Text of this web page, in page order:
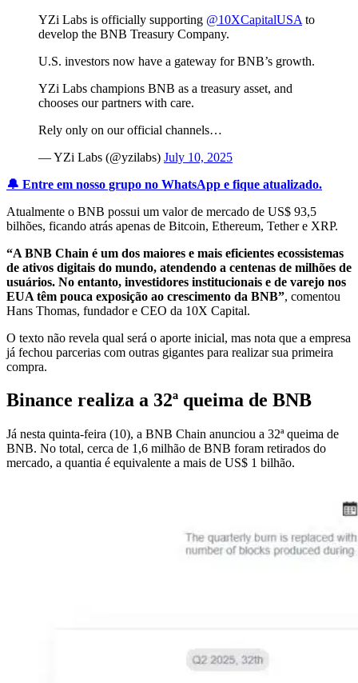
YZi Labs is officially supporting @10XCapitalUSA to
develop the BNB Treasury Company.
U.S. investors now have a gateway for BNB’s growth.
YZi Labs champions BNB as a treasury asset, and
chooses our partners with care.
Rely only on our official channels…
— YZi Labs (@yzilabs) July 10, 2025
🔔 Entre em nosso grupo no WhatsApp e fique atualizado.
Atualmente o BNB possui um valor de mercado de US$ 93,5
bilhões, ficando atrás apenas de Bitcoin, Ethereum, Tether e XRP.
“A BNB Chain é um dos maiores e mais eficientes ecossistemas
de ativos digitais do mundo, atendendo a centenas de milhões de
usuários. No entanto, investidores institucionais e de varejo nos
EUA têm pouca exposição ao crescimento da BNB”, comentou
Hans Thomas, fundador e CEO da 10X Capital.
O texto não revela qual será o aporte inicial, mas nota que a empresa
já fechou parcerias com outras gigantes para realizar sua primeira
compra.
Binance realiza a 32ª queima de BNB
Já nesta quinta-feira (10), a BNB Chain anunciou a 32ª queima de
BNB. No total, cerca de 1,6 milhão de BNB foram retirados do
mercado, a quantia é equivalente a mais de US$ 1 bilhão.